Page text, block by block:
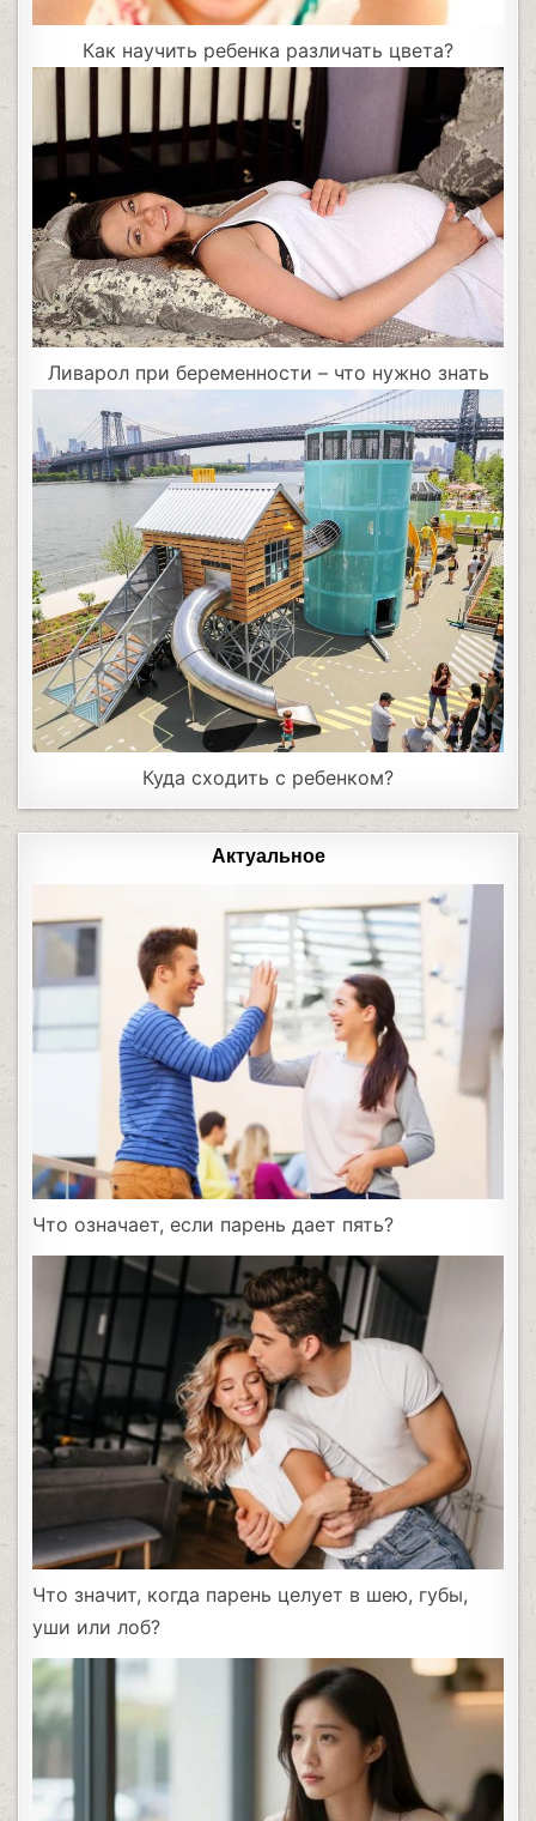
Как научить ребенка различать цвета?
Ливарол при беременности – что нужно знать
Куда сходить с ребенком?
Актуальное
Что означает, если парень дает пять?
Что значит, когда парень целует в шею, губы,
уши или лоб?